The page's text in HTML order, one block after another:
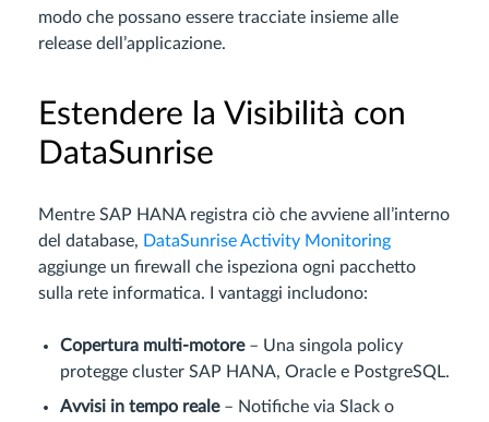
modo che possano essere tracciate insieme alle
release dell’applicazione.
Estendere la Visibilità con
DataSunrise
Mentre SAP HANA registra ciò che avviene all’interno
del database, DataSunrise Activity Monitoring
aggiunge un firewall che ispeziona ogni pacchetto
sulla rete informatica. I vantaggi includono:
Copertura multi‑motore– Una singola policy
protegge cluster SAP HANA, Oracle e PostgreSQL.
Avvisi in tempo reale– Notifiche via Slack o